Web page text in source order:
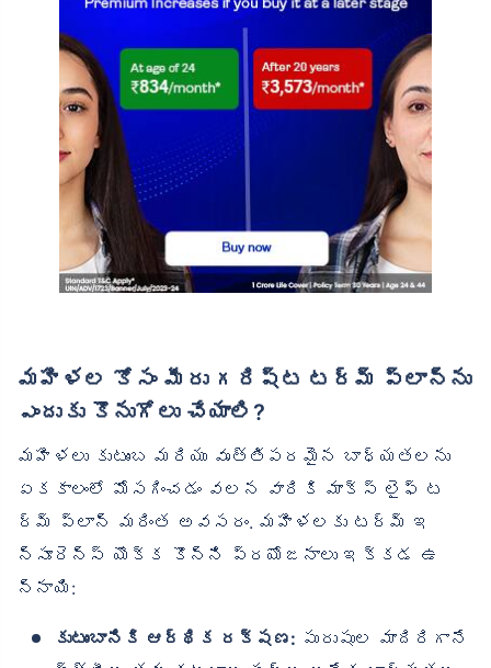
మహిళల కోసం మీరు గరిష్ట టర్మ్ ప్లాన్‌ను
ఎందుకు కొనుగోలు చేయాలి?
మహిళలు కుటుంబ మరియు వృత్తిపరమైన బాధ్యతలను
ఏకకాలంలో మోసగించడం వలన వారికి మాక్స్ లైఫ్ ట
ర్మ్ ప్లాన్ మరింత అవసరం. మహిళలకు టర్మ్ ఇ
న్సూరెన్స్ యొక్క కొన్ని ప్రయోజనాలు ఇక్కడ ఉ
న్నాయి:
కుటుంబానికి ఆర్థిక రక్షణ: పురుషుల మాదిరిగానే